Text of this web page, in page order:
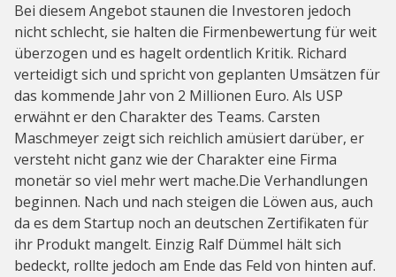
Bei diesem Angebot staunen die Investoren jedoch
nicht schlecht, sie halten die Firmenbewertung für weit
überzogen und es hagelt ordentlich Kritik. Richard
verteidigt sich und spricht von geplanten Umsätzen für
das kommende Jahr von 2 Millionen Euro. Als USP
erwähnt er den Charakter des Teams. Carsten
Maschmeyer zeigt sich reichlich amüsiert darüber, er
versteht nicht ganz wie der Charakter eine Firma
monetär so viel mehr wert mache.Die Verhandlungen
beginnen. Nach und nach steigen die Löwen aus, auch
da es dem Startup noch an deutschen Zertifikaten für
ihr Produkt mangelt. Einzig Ralf Dümmel hält sich
bedeckt, rollte jedoch am Ende das Feld von hinten auf.